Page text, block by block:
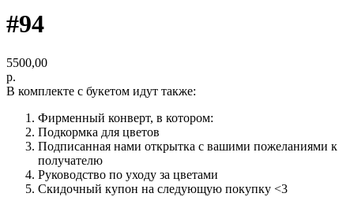
#94
5500,00
р.
В комплекте с букетом идут также:
Фирменный конверт, в котором:
Подкормка для цветов
Подписанная нами открытка с вашими пожеланиями к
получателю
Руководство по уходу за цветами
Скидочный купон на следующую покупку <3